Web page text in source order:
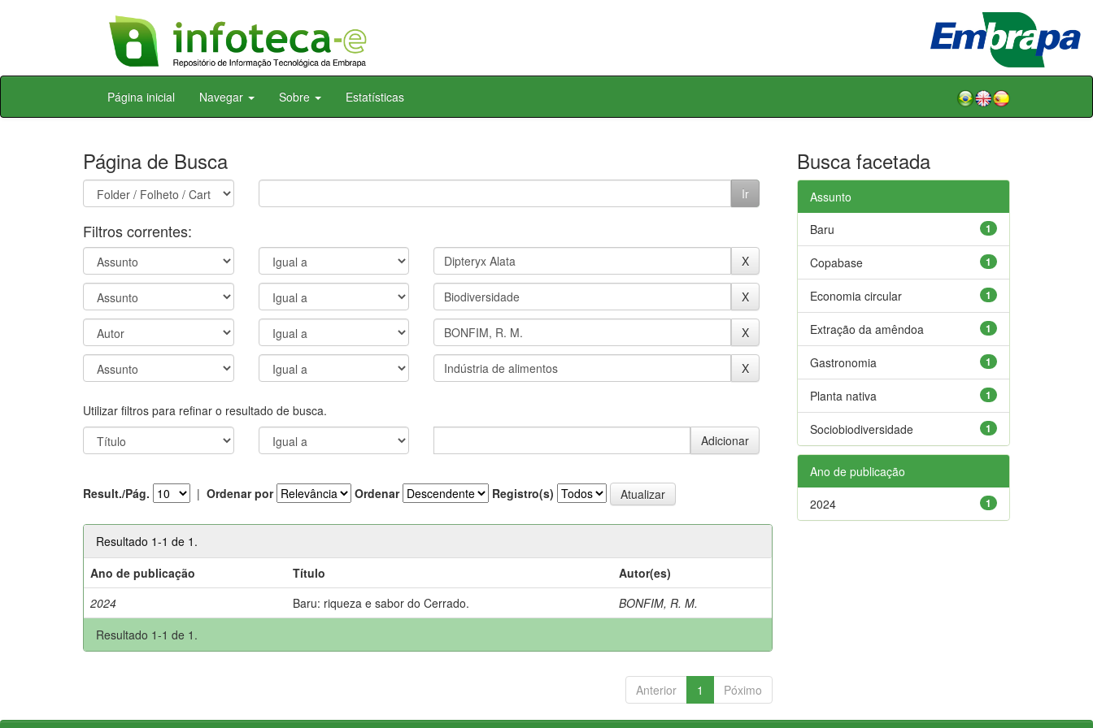
Skip
Página inicial Navegar Sobre Estatísticas
Página de Busca
Filtros correntes:
Utilizar filtros para refinar o resultado de busca.
Result./Pág. | Ordenar por Ordenar Registro(s)
Resultado 1-1 de 1.
Ano de publicação
Título
Autor(es)
2024
Baru: riqueza e sabor do Cerrado.
BONFIM, R. M.
Resultado 1-1 de 1.
Anterior 1 Póximo
Busca facetada
Assunto
1
Baru
1
Copabase
1
Economia circular
1
Extração da amêndoa
1
Gastronomia
1
Planta nativa
1
Sociobiodiversidade
Ano de publicação
1
2024